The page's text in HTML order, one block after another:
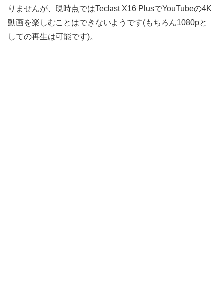
りませんが、現時点ではTeclast X16 PlusでYouTubeの4K
動画を楽しむことはできないようです(もちろん1080pと
しての再生は可能です)。